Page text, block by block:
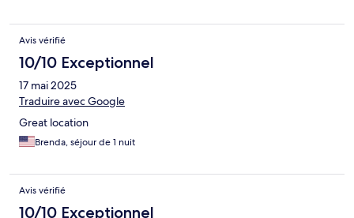
Avis vérifié
10/10 Exceptionnel
17 mai 2025
Traduire avec Google
Great location
Brenda, séjour de 1 nuit
Avis vérifié
10/10 Exceptionnel